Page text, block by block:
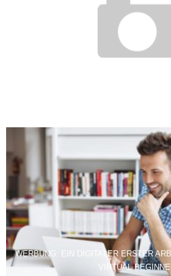
WERBUNG: EIN DIGITALER ERSTER
VIRTUAL